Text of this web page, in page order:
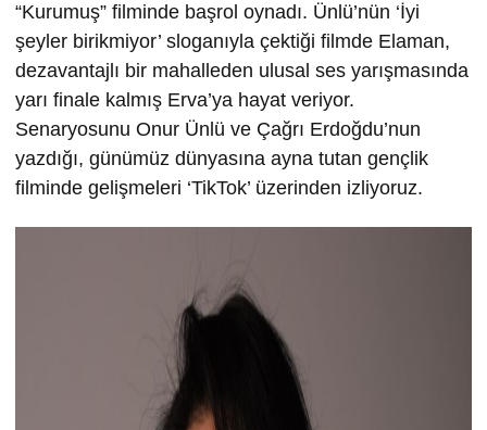
“Kurumuş” filminde başrol oynadı. Ünlü’nün ‘İyi
şeyler birikmiyor’ sloganıyla çektiği filmde Elaman,
dezavantajlı bir mahalleden ulusal ses yarışmasında
yarı finale kalmış Erva’ya hayat veriyor.
Senaryosunu Onur Ünlü ve Çağrı Erdoğdu’nun
yazdığı, günümüz dünyasına ayna tutan gençlik
filminde gelişmeleri ‘TikTok’ üzerinden izliyoruz.